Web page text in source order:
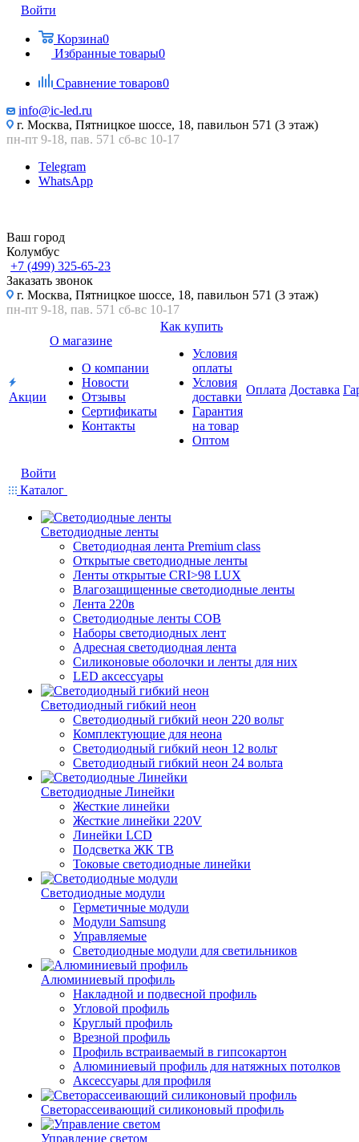
Войти
Корзина0
Избранные товары0
Сравнение товаров0
info@ic-led.ru
г. Москва, Пятницкое шоссе, 18, павильон 571 (3 этаж)
пн-пт 9-18, пав. 571 сб-вс 10-17
Telegram
WhatsApp
Ваш город
Колумбус
+7 (499) 325-65-23
Заказать звонок
г. Москва, Пятницкое шоссе, 18, павильон 571 (3 этаж)
пн-пт 9-18, пав. 571 сб-вс 10-17
Акции
О магазине
О компании
Новости
Отзывы
Сертификаты
Контакты
Как купить
Условия
оплаты
Условия
доставки
Гарантия
на товар
Оптом
Оплата Доставка
Войти
Каталог
Светодиодные ленты
Светодиодная лента Premium class
Открытые светодиодные ленты
Ленты открытые CRI>98 LUX
Влагозащищенные светодиодные ленты
Лента 220в
Светодиодные ленты COB
Наборы светодиодных лент
Адресная светодиодная лента
Силиконовые оболочки и ленты для них
LED аксессуары
Светодиодный гибкий неон
Светодиодный гибкий неон 220 вольт
Комплектующие для неона
Светодиодный гибкий неон 12 вольт
Светодиодный гибкий неон 24 вольта
Светодиодные Линейки
Жесткие линейки
Жесткие линейки 220V
Линейки LCD
Подсветка ЖК ТВ
Токовые светодиодные линейки
Светодиодные модули
Герметичные модули
Модули Samsung
Управляемые
Светодиодные модули для светильников
Алюминиевый профиль
Накладной и подвесной профиль
Угловой профиль
Круглый профиль
Врезной профиль
Профиль встраиваемый в гипсокартон
Алюминиевый профиль для натяжных потолков
Аксессуары для профиля
Светорассеивающий силиконовый профиль
Управление светом